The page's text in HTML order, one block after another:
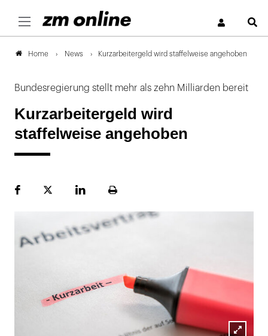
Home News Kurzarbeitergeld wird staffelweise angehoben
Bundesregierung stellt mehr als zehn Milliarden bereit
Kurzarbeitergeld wird
staffelweise angehoben
FacebookPlattformLinekdInSeite